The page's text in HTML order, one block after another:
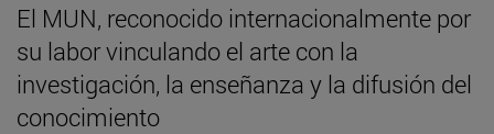
El MUN, reconocido internacionalmente por
su labor vinculando el arte con la
investigación, la enseñanza y la difusión del
conocimiento